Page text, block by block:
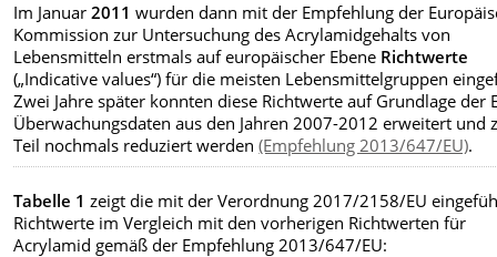
Im Januar2011 wurden dann mit der Empfehlung der
Kommission zur Untersuchung des Acrylamidgehalts von
Lebensmitteln erstmals auf europäischer Ebene Richtwerte
(„Indicative values“) für die meisten Lebensmittelgruppen
Zwei Jahre später konnten diese Richtwerte auf Grundlage der
Überwachungsdaten aus den Jahren 2007-2012 erweitert und
Teil nochmals reduziert werden(Empfehlung 2013/647/EU).
Tabelle 1 zeigt die mit der Verordnung 2017/2158/EU
Richtwerte im Vergleich mit den vorherigen Richtwerten für
Acrylamid gemäß der Empfehlung 2013/647/EU: